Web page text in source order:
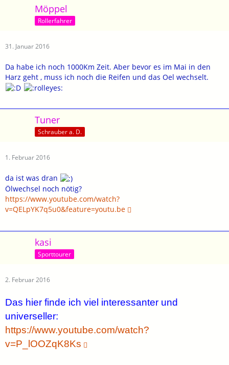
Möppel
Rollerfahrer
31. Januar 2016
Da habe ich noch 1000Km Zeit. Aber bevor es im Mai in den
Harz geht , muss ich noch die Reifen und das Oel wechselt.
Tuner
Schrauber a. D.
1. Februar 2016
da ist was dran
Ölwechsel noch nötig?
https://www.youtube.com/watch?
v=QELpYK7q5u0&feature=youtu.be
kasi
Sporttourer
2. Februar 2016
Das hier finde ich viel interessanter und
universeller:
https://www.youtube.com/watch?
v=P_lOOZqK8Ks